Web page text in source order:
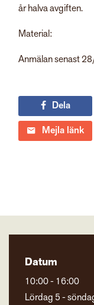
år halva avgiften.
Material:
Anmälan senast
Dela
Mejla länk
Datum
10:00 - 16:00
Lördag 5 -